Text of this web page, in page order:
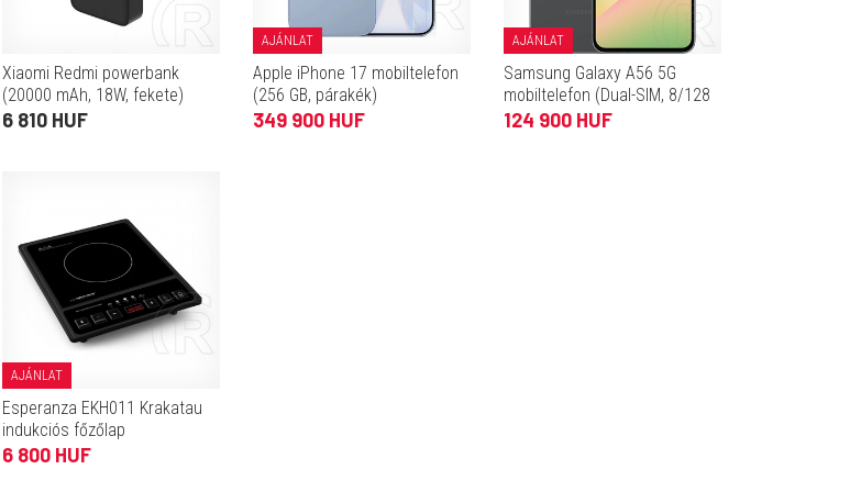
Xiaomi Redmi powerbank
(20000 mAh, 18W, fekete)
6 810 HUF
AJÁNLAT
Apple iPhone 17 mobiltelefon
(256 GB, párakék)
349 900 HUF
AJÁNLAT
Samsung Galaxy A56 5G
mobiltelefon (Dual-SIM, 8/128
GB, grafitszürke)
124 900 HUF
AJÁNLAT
Esperanza EKH011 Krakatau
indukciós főzőlap
6 800 HUF